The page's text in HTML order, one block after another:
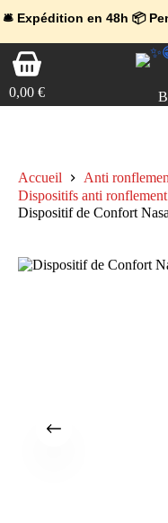
en 48h 📦 Pensé pour
🔥 Déjà adopté par les
💼 Offres réservées aux
PasserPanier
d’achat
0,00 €
Accueil
Anti
Dispositifs anti ronflement
Dispositif de Confort